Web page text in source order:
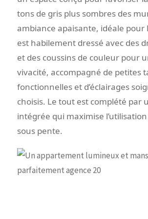
tons de gris plus sombres des
ambiance apaisante, idéale pour
est habilement dressé avec des
et des coussins de couleur pour
vivacité, accompagné de petites
fonctionnelles et d’éclairages
choisis. Le tout est complété par
intégrée qui maximise l’utilisation
sous pente.